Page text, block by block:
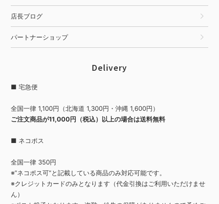
店長ブログ
パートナーショップ
Delivery
■ 宅急便
全国一律 1,100円（北海道 1,300円・沖縄 1,600円）
ご注文商品が11,000円（税込）以上の場合は送料無料
■ ネコポス
全国一律 350円
※”ネコポス可”と記載している商品のみ対応可能です。
※クレジットカードのみとなります（代金引換はご利用いただけませ
ん）